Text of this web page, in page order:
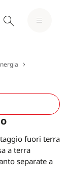
fuori terra
a terra
separate a